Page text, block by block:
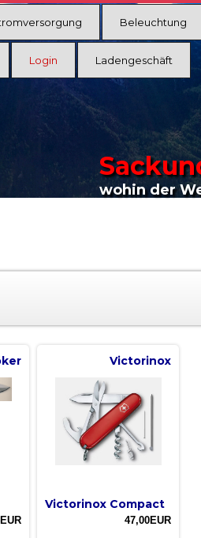
Beleuchtung
Login Ladengeschäft
wohin der
Victorinox
Victorinox Compact
47,00EUR